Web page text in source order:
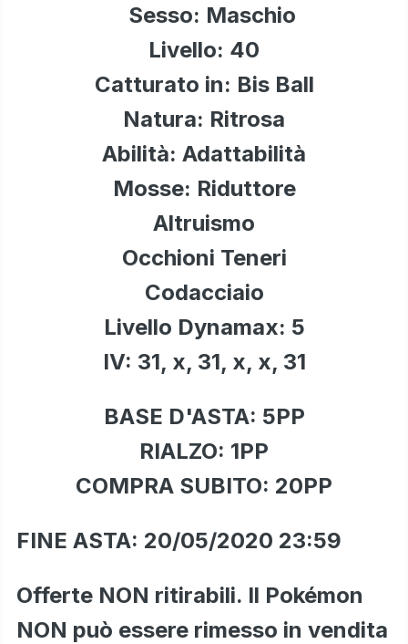
Sesso: Maschio
Livello: 40
Catturato in: Bis Ball
Natura: Ritrosa
Abilità: Adattabilità
Mosse: Riduttore
Altruismo
Occhioni Teneri
Codacciaio
Livello Dynamax: 5
IV: 31, x, 31, x, x, 31
BASE D'ASTA: 5PP
RIALZO: 1PP
COMPRA SUBITO: 20PP
FINE ASTA: 20/05/2020 23:59
Offerte NON ritirabili. Il Pokémon
NON può essere rimesso in vendita